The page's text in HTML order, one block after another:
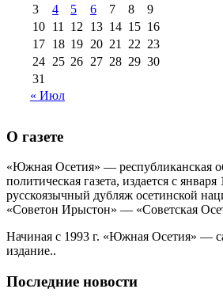
3
4 5 6 7 8
9
10 11 12 13 14 15 16
17 18 19 20 21 22 23
24 25 26 27 28 29 30
31
« Июл
О газете
«Южная Осетия» — республиканская
политическая газета, издается с января
русскоязычный дубляж осетинской
«Советон Ирыстон» — «Советская
Начиная с 1993 г. «Южная Осетия» —
издание..
Последние новости